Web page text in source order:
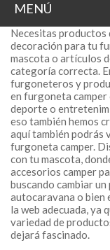
MENÚ
Necesitas productos
decoración para tu
mascota o artículos
categoría correcta.
furgoneteros y
en furgoneta camper
deporte o
eso también hemos
aquí también podrás
furgoneta camper.
con tu mascota,
accesorios camper
buscando cambiar
autocaravana o bien
la web adecuada, ya
variedad de
dejará fascinado.